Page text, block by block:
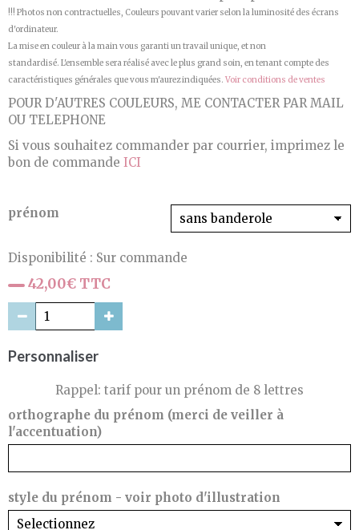
​!!! Photos non contractuelles, Couleurs pouvant varier selon la luminosité des écrans
d'ordinateur.
La mise en couleur à la main vous garanti un travail unique, et non
standardisé. L'ensemble sera réalisé avec le plus grand soin, en tenant compte des
caractéristiques générales que vous m'aurez indiquées. Voir conditions de ventes
POUR D'AUTRES COULEURS, ME CONTACTER PAR MAIL
OU TELEPHONE
Si vous souhaitez commander par courrier, imprimez le
bon de commande ICI
prénom
Disponibilité : Sur commande
42,00€ TTC
Personnaliser
Rappel: tarif pour un prénom de 8 lettres
orthographe du prénom (merci de veiller à
l'accentuation)
style du prénom - voir photo d'illustration